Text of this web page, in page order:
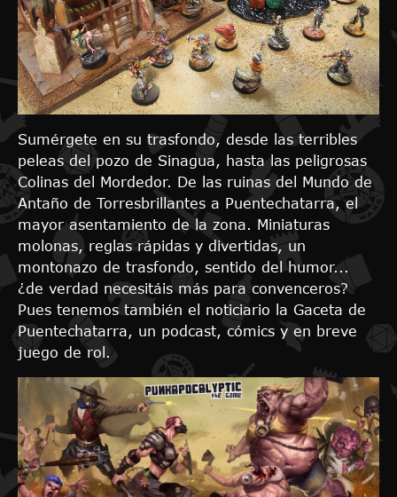
Sumérgete en su trasfondo, desde las terribles
peleas del pozo de Sinagua, hasta las peligrosas
Colinas del Mordedor. De las ruinas del Mundo de
Antaño de Torresbrillantes a Puentechatarra, el
mayor asentamiento de la zona. Miniaturas
molonas, reglas rápidas y divertidas, un
montonazo de trasfondo, sentido del humor...
¿de verdad necesitáis más para convenceros?
Pues tenemos también el noticiario la Gaceta de
Puentechatarra, un podcast, cómics y en breve
juego de rol.